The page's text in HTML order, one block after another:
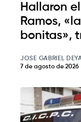
Hallaron
Ramos,
bonitas»,
JOSE GABRIEL
7 de agosto de 2026